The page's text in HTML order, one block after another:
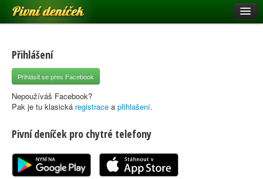
Pivní deníček
Pivní mapa
Pivní značky
Nápověda
Registrace
Přihlášení
Přihlásit se přes Facebook
Nepoužíváš Facebook?
Pak je tu klasická registrace a přihlašení.
Pivní deníček pro chytré telefony